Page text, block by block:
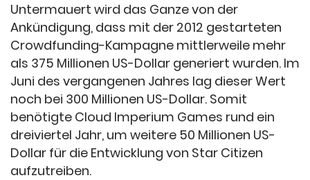
Untermauert wird das Ganze von der
Ankündigung, dass mit der 2012 gestarteten
Crowdfunding-Kampagne mittlerweile mehr
als 375 Millionen US-Dollar generiert wurden. Im
Juni des vergangenen Jahres lag dieser Wert
noch bei 300 Millionen US-Dollar. Somit
benötigte Cloud Imperium Games rund ein
dreiviertel Jahr, um weitere 50 Millionen US-
Dollar für die Entwicklung von Star Citizen
aufzutreiben.